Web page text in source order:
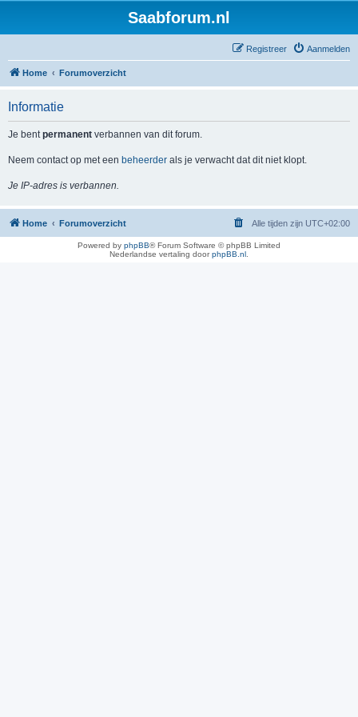
Saabforum.nl
Aanmelden
Registreer
Home Forumoverzicht
Informatie
Je bentpermanent verbannen van dit forum.
Neem contact op met een beheerder als je verwacht dat dit niet klopt.
Je IP-adres is verbannen.
Home Forumoverzicht Alle tijden zijn UTC+02:00
Powered by phpBB® Forum Software © phpBB Limited
Nederlandse vertaling doorphpBB.nl